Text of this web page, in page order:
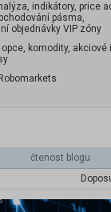
indikátory, price
pásma,
objednávky VIP zóny
komodity, akciové
čtenost blogu